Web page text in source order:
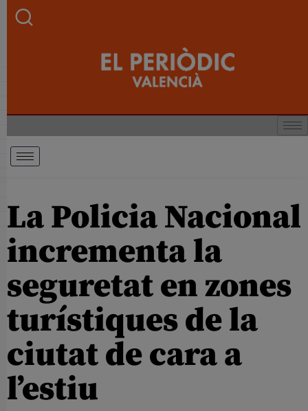
La Policia Nacional
incrementa la
seguretat en zones
turístiques de la
ciutat de cara a
l’estiu